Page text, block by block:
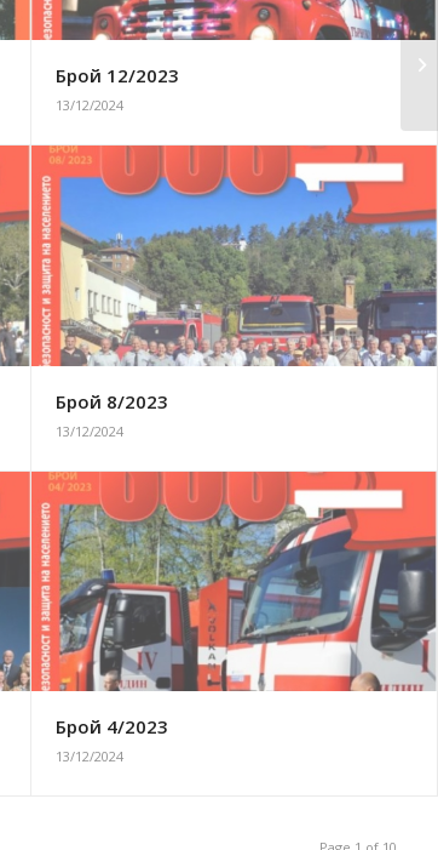
Брой 12/2023
13/12/2024
Брой 8/2023
13/12/2024
Брой 4/2023
13/12/2024